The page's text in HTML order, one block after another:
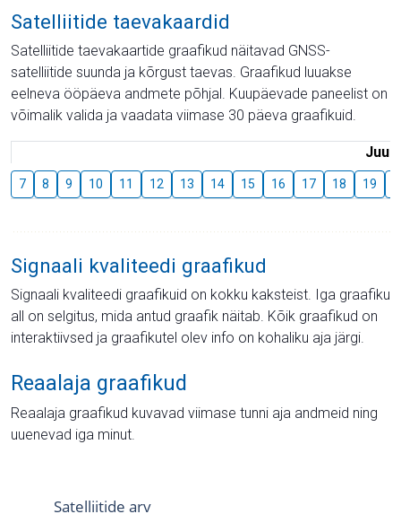
Satelliitide taevakaardid
Satelliitide taevakaartide graafikud näitavad GNSS-
satelliitide suunda ja kõrgust taevas. Graafikud luuakse
eelneva ööpäeva andmete põhjal. Kuupäevade paneelist on
võimalik valida ja vaadata viimase 30 päeva graafikuid.
Juuli
7 8 9 10 11 12 13 14 15 16 17 18 19
Signaali kvaliteedi graafikud
Signaali kvaliteedi graafikuid on kokku kaksteist. Iga graafiku
all on selgitus, mida antud graafik näitab. Kõik graafikud on
interaktiivsed ja graafikutel olev info on kohaliku aja järgi.
Reaalaja graafikud
Reaalaja graafikud kuvavad viimase tunni aja andmeid ning
uuenevad iga minut.